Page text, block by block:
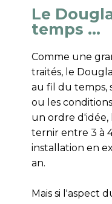
Le
temps …
Comme une
traités, le
au fil du temps,
ou les
un ordre d'idée,
ternir entre 3 à
installation en
an.
Mais si l'aspect